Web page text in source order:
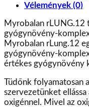
Vélemények (0)
Myrobalan
gyógynövény-
Myrobalan rLung.12
gyógynövény-
értékes gyógynövény
Tüdőnk folyamatosan
szervezetünket
oxigénnel. Mivel az